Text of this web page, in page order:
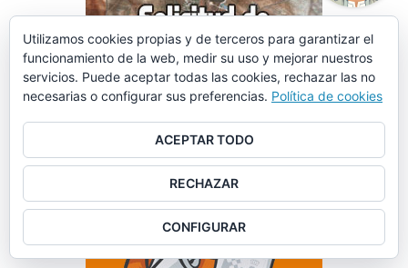
Utilizamos cookies propias y de terceros para garantizar el
funcionamiento de la web, medir su uso y mejorar nuestros
servicios. Puede aceptar todas las cookies, rechazar las no
necesarias o configurar sus preferencias. Política de cookies
ACEPTAR TODO
RECHAZAR
CONFIGURAR